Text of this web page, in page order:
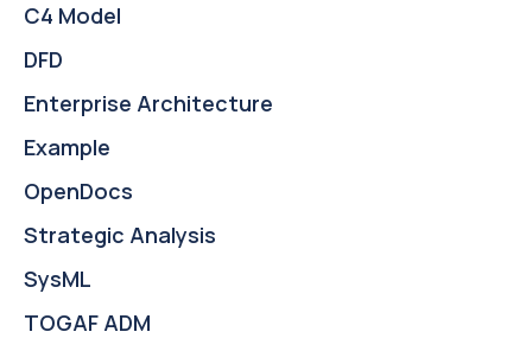
C4 Model
DFD
Enterprise Architecture
Example
OpenDocs
Strategic Analysis
SysML
TOGAF ADM